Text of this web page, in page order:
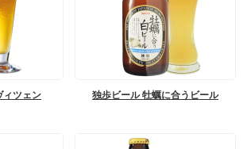
ィツェン 独歩ビール 牡蠣に合うビール